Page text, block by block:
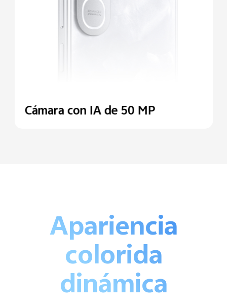
Cámara con IA de 50 MP
Apariencia
colorida
dinámica